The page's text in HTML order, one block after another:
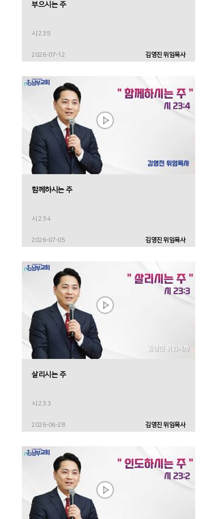
부으시는 주
시 23:5
2026-07-12 김영진 위임목사
함께하시는 주
시 23:4
2026-07-05 김영진 위임목사
살리시는 주
시 23:3
2026-06-28 김영진 위임목사